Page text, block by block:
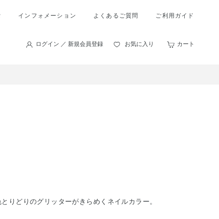
インフォメーション よくあるご質問 ご利用ガイド
ログイン ／ 新規会員登録 お気に入り カート
りどりのグリッターがきらめくネイルカラー。